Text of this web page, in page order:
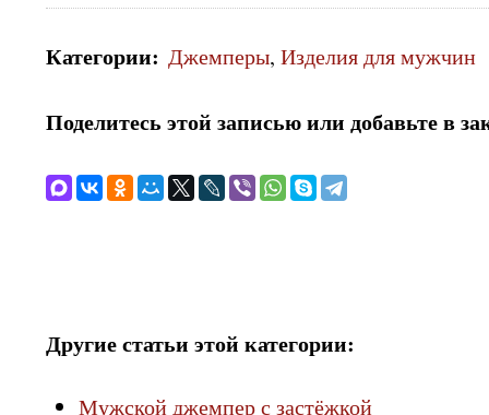
Категории: Джемперы, Изделия для мужчин
Поделитесь этой записью или добавьте в
Другие статьи этой категории:
Мужской джемпер с застёжкой